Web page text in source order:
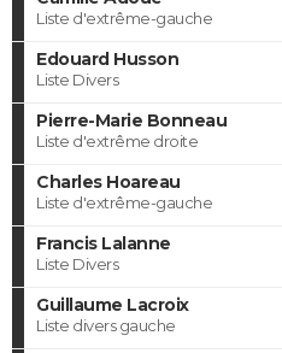
Liste d'extrême-gauche
Edouard Husson
Liste Divers
Pierre-Marie Bonneau
Liste d'extrême droite
Charles Hoareau
Liste d'extrême-gauche
Francis Lalanne
Liste Divers
Guillaume Lacroix
Liste divers gauche